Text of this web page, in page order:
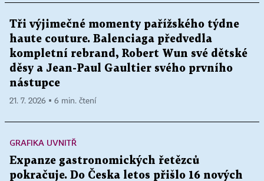
Tři výjimečné momenty pařížského týdne
haute couture. Balenciaga předvedla
kompletní rebrand, Robert Wun své dětské
děsy a Jean-Paul Gaultier svého prvního
nástupce
21. 7. 2026 ▪ 6 min. čtení
GRAFIKA UVNITŘ
Expanze gastronomických řetězců
pokračuje. Do Česka letos přišlo 16 nových